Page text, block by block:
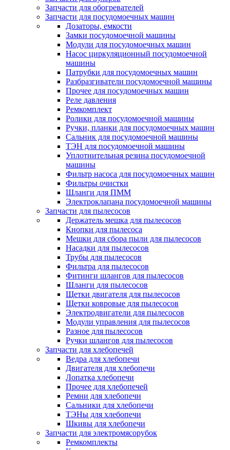
Запчасти для обогревателей
Запчасти для посудомоечных машин
Дозаторы, емкости
Замки посудомоечной машины
Модули для посудомоечных машин
Насос циркуляционный посудомоечной
машины
Патрубки для посудомоечных машин
Разбразгиватели посудомоечной машины
Прочее для посудомоечных машин
Реле давления
Ремкомплект
Ролики для посудомоечной машины
Ручки, планки для посудомоечных машин
Сальник для посудомоечной машины
ТЭН для посудомоечной машины
Уплотнительная резина посудомоечной
машины
Фильтр насоса для посудомоечных машин
Фильтры очистки
Шланги для ПММ
Электроклапана посудомоечной машины
Запчасти для пылесосов
Держатель мешка для пылесосов
Кнопки для пылесоса
Мешки для сбора пыли для пылесосов
Насадки для пылесосов
Трубы для пылесосов
Фильтра для пылесосов
Фитинги шлангов для пылесосов
Шланги для пылесосов
Щетки двигателя для пылесосов
Щетки ковровые для пылесосов
Электродвигатели для пылесосов
Модули управления для пылесосов
Разное для пылесосов
Ручки шлангов для пылесосов
Запчасти для хлебопечей
Ведра для хлебопечи
Двигателя для хлебопечи
Лопатка хлебопечи
Прочее для хлебопечей
Ремни для хлебопечи
Сальники для хлебопечи
ТЭНы для хлебопечи
Шкивы для хлебопечи
Запчасти для электромясорубок
Ремкомплекты